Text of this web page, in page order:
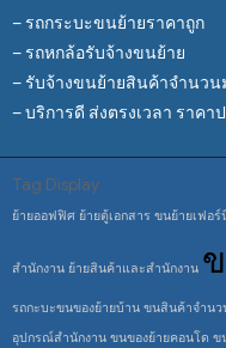
– รถกระบะขนย้ายราคาถูก
– รถหกล้อรับจ้างขนย้าย
– รับจ้างขนย้ายสินค้าจำนวน
– บริการดี ส่งตรงเวลา ราคา
Tag Display
ย้ายออฟฟิศ ย้ายตู้เอกสาร ขนย้ายเฟอร์
สำนักงาน ย้ายสินค้าและสำนักงาน
รถกะบะขนของย้ายบ้าน ขนสินค้าจำนว
อุปกรณ์สำนักงาน ขนของย้ายคอนโด ข